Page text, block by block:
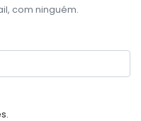
com ninguém.